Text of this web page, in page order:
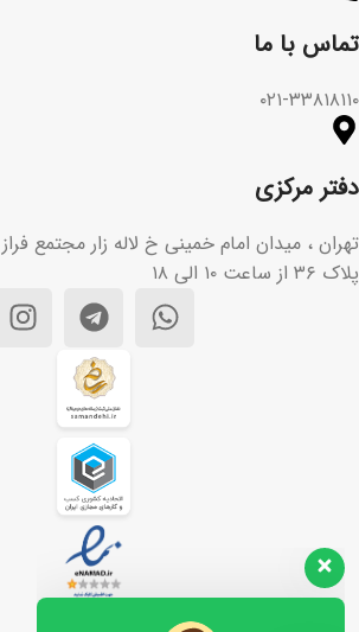
تماس با ما​
۰۲۱-۳۳۸۱۸۱۱۰
دفتر مرکزی
تهران ، میدان امام خمینی خ لاله زار مجتمع
پلاک ۳۶ از ساعت ۱۰ الی ۱۸
تیم پشتیبانی مشتریان ما آماده
پاسخگویی به سوالات شماست. هر
سوالی دارید از ما بپرسید!
سلام، چطور می‌تونم کمکتون کنم؟👋